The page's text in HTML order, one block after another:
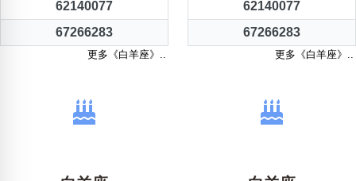
62140077
67266283
更多《白羊座》..
62140077
67266283
更多《白羊座》..